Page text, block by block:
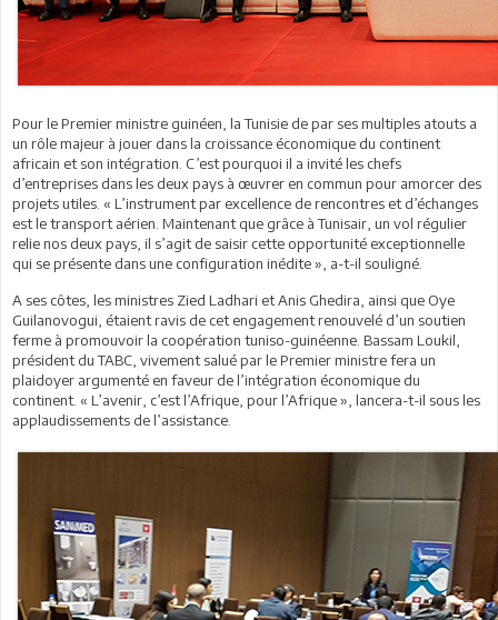
Pour le Premier ministre guinéen, la Tunisie de par ses multiples atouts a
un rôle majeur à jouer dans la croissance économique du continent
africain et son intégration. C’est pourquoi il a invité les chefs
d’entreprises dans les deux pays à œuvrer en commun pour amorcer des
projets utiles. « L’instrument par excellence de rencontres et d’échanges
est le transport aérien. Maintenant que grâce à Tunisair, un vol régulier
relie nos deux pays, il s’agit de saisir cette opportunité exceptionnelle
qui se présente dans une configuration inédite », a-t-il souligné.
A ses côtes, les ministres Zied Ladhari et Anis Ghedira, ainsi que Oye
Guilanovogui, étaient ravis de cet engagement renouvelé d’un soutien
ferme à promouvoir la coopération tuniso-guinéenne. Bassam Loukil,
président du TABC, vivement salué par le Premier ministre fera un
plaidoyer argumenté en faveur de l’intégration économique du
continent. « L’avenir, c’est l’Afrique, pour l’Afrique », lancera-t-il sous les
applaudissements de l’assistance.